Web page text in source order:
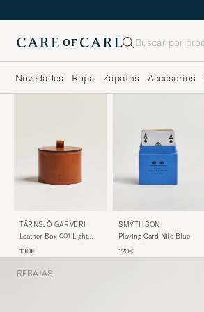
Buscar
Novedades Ropa Zapatos Accesorios
TÄRNSJÖ GARVERI
Leather Box 001 Light
130€
SMYTHSON
Playing Card Nile Blue
120€
REBAJAS